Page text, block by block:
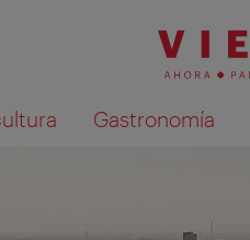
Gastronomía